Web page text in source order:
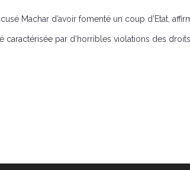
Machar d’avoir fomenté un coup d’Etat,
caractérisée par d’horribles violations des